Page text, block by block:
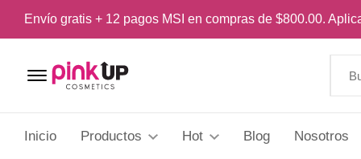
Envío gratis + 12 pagos MSI en compras de $800.00.
Menu Open
Inicio Productos Hot Blog Nosotros